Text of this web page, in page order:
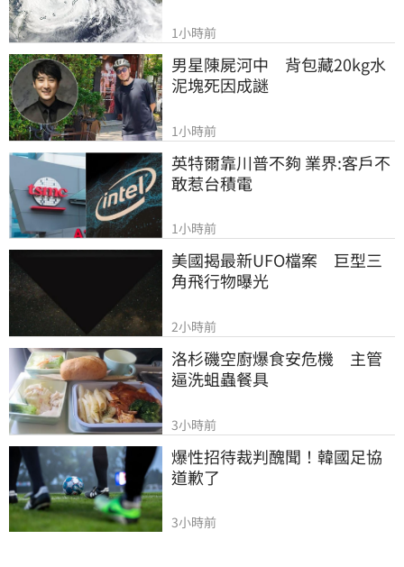
1小時前
男星陳屍河中　背包藏20kg水
泥塊死因成謎
1小時前
英特爾靠川普不夠 業界:客戶不
敢惹台積電
1小時前
美國揭最新UFO檔案　巨型三
角飛行物曝光
2小時前
洛杉磯空廚爆食安危機　主管
逼洗蛆蟲餐具
3小時前
爆性招待裁判醜聞！韓國足協
道歉了
3小時前